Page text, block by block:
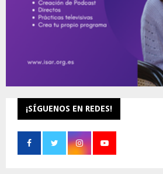
¡SÍGUENOS EN REDES!